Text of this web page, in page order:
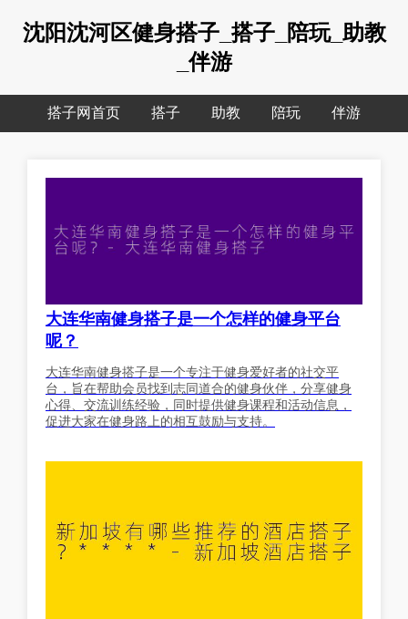
沈阳沈河区健身搭子_搭子_陪玩_助教
_伴游
搭子网首页 搭子 助教 陪玩 伴游
大连华南健身搭子是一个怎样的健身平台
呢？
大连华南健身搭子是一个专注于健身爱好者的社交平
台，旨在帮助会员找到志同道合的健身伙伴，分享健身
心得、交流训练经验，同时提供健身课程和活动信息，
促进大家在健身路上的相互鼓励与支持。